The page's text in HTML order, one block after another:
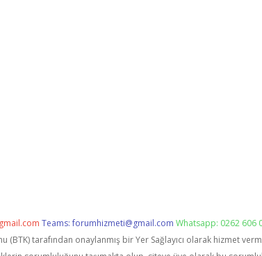
Teams:forumhizmeti@gmail.com Whatsapp: 0262 606
(BTK) tarafından onaylanmış bir Yer Sağlayıcı olarak hizmet